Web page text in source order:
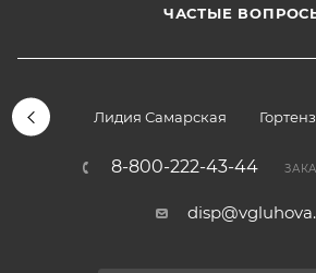
ЧАСТЫЕ
Лидия Самарская
8-800-222-43-44